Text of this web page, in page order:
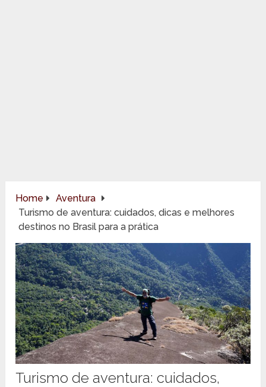
Home
Aventura
Turismo de aventura: cuidados, dicas e melhores
destinos no Brasil para a prática
Turismo de aventura: cuidados,